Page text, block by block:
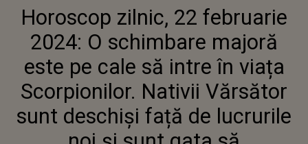
SCHIMBARE MAJORĂ ESTE PE CALE SĂ
INTRE ÎN VIAȚA SCORPIONILOR. NATIVII
VĂRSĂTOR SUNT DESCHIȘI FAȚĂ DE
LUCRURILE NOI ȘI SUNT GATA SĂ
EXPERIMENTEZE
Horoscop zilnic, 22 februarie
2024: O schimbare majoră
este pe cale să intre în viața
Scorpionilor. Nativii Vărsător
sunt deschiși față de lucrurile